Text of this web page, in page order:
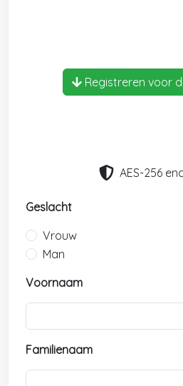
Registreren voor
AES-256
Geslacht
Vrouw
Man
Voornaam
Familienaam